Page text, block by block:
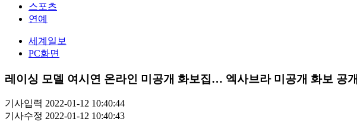
스포츠
연예
세계일보
PC화면
레이싱 모델 여시연 온라인 미공개 화보집… 엑사브라 미공개 화보 공개
기사입력 2022-01-12 10:40:44
기사수정 2022-01-12 10:40:43